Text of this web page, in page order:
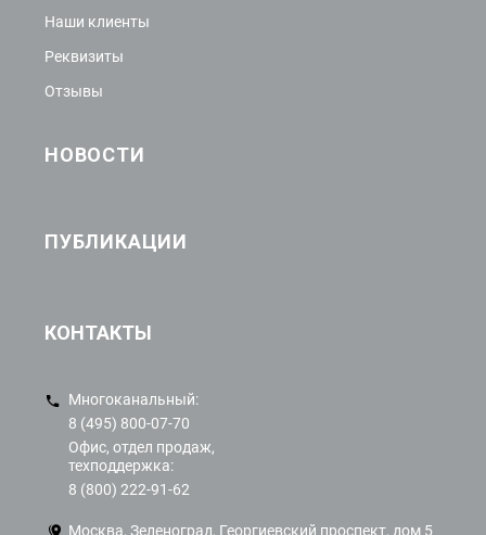
Наши клиенты
Реквизиты
Отзывы
НОВОСТИ
ПУБЛИКАЦИИ
КОНТАКТЫ
Многоканальный:
8 (495) 800-07-70
Офис, отдел продаж,
техподдержка:
8 (800) 222-91-62
Москва, Зеленоград, Георгиевский проспект, дом 5